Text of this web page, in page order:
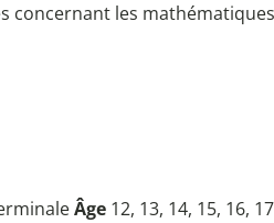
les
Âge 12, 13, 14, 15, 16, 17